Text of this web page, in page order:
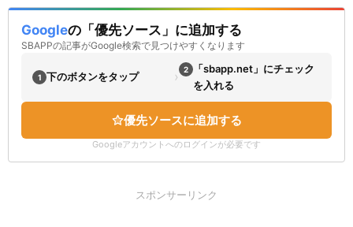
Googleの「優先ソース」に追加する
SBAPPの記事がGoogle検索で見つけやすくなります
1 下のボタンをタップ › 2
「sbapp.net」にチェック
を入れる
優先ソースに追加する
Googleアカウントへのログインが必要です
スポンサーリンク